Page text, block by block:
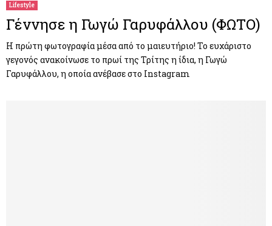
Lifestyle
Γέννησε η Γωγώ Γαρυφάλλου (ΦΩΤΟ)
Η πρώτη φωτογραφία μέσα από το μαιευτήριο! Το ευχάριστο
γεγονός ανακοίνωσε το πρωί της Τρίτης η ίδια, η Γωγώ
Γαρυφάλλου, η οποία ανέβασε στο Instagram